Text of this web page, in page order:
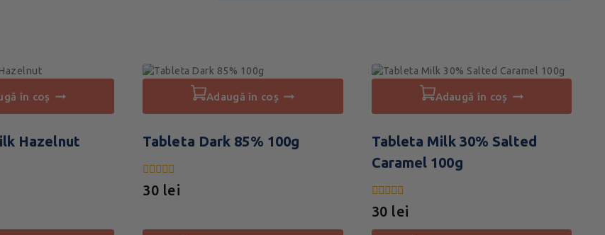
în coș
Hazelnut
adaugă în coș
Tableta Dark 85% 100g
0
din
30 lei
adaugă în coș
Tableta Milk 30% Salted
Caramel 100g
0
din
5
30 lei